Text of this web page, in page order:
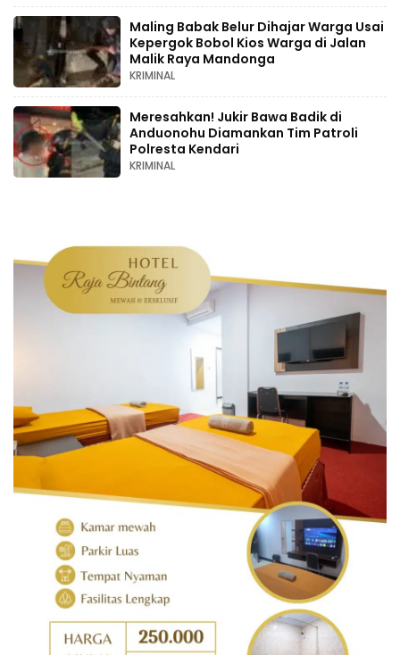
Maling Babak Belur Dihajar Warga Usai
Kepergok Bobol Kios Warga di Jalan
Malik Raya Mandonga
KRIMINAL
Meresahkan! Jukir Bawa Badik di
Anduonohu Diamankan Tim Patroli
Polresta Kendari
KRIMINAL